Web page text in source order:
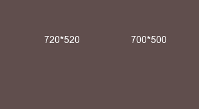
720*520 700*500